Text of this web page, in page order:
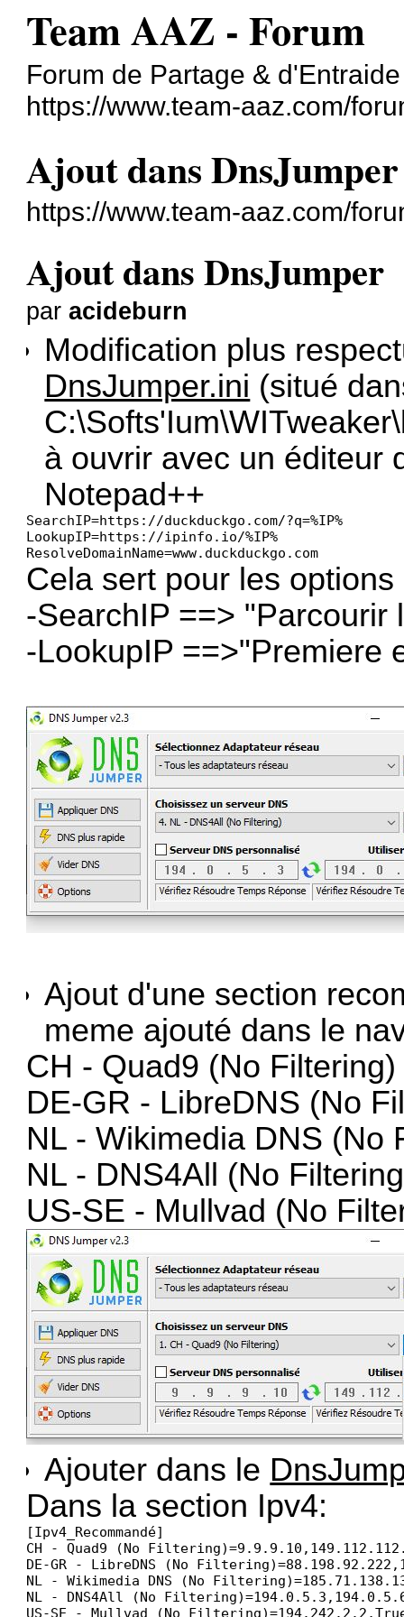
Team AAZ - Forum
Forum de Partage &
https://www.team-aaz.com/
Ajout dans DnsJumper
https://www.team-aaz.com/
Ajout dans DnsJumper
paracideburn
Modification plus
DnsJumper.ini (situé
à ouvrir avec un éditeur
Notepad++
SearchIP=https://duckduckgo.com/?q=%IP%
LookupIP=https://ipinfo.io/%IP%
ResolveDomainName=www.duckduckgo.com
Cela sert pour les options
-SearchIP ==> "Parcourir
-LookupIP ==>"Premiere
Ajout d'une section
meme ajouté dans le
CH - Quad9 (No Filtering)
DE-GR - LibreDNS (No
NL - Wikimedia DNS (No
NL - DNS4All (No
US-SE - Mullvad (No
Ajouter dans le
Dans la section Ipv4:
[Ipv4_Recommandé]
CH - Quad9 (No
DE-GR - LibreDNS (No
NL - Wikimedia DNS (No
NL - DNS4All (No
US-SE - Mullvad (No